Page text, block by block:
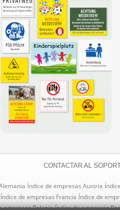
CONTACTAR AL
Índice de empresas Austria
Índice de empresas Francia Índice de
empresas Polonia Índice de empresas